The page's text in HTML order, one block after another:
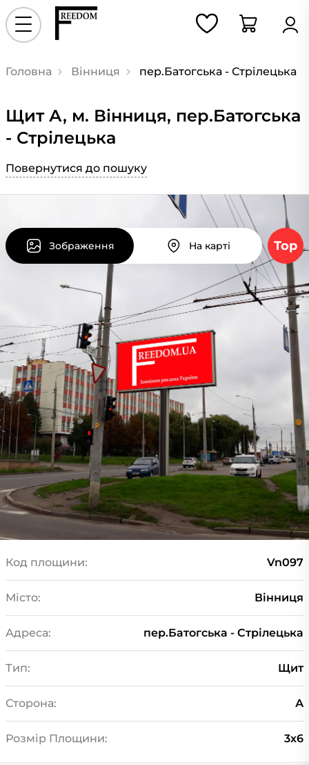
Головна Вінниця пер.Батогська - Стрілецька
Щит А, м. Вінниця, пер.Батогська
- Стрілецька
Повернутися до пошуку
Зображення На карті Top
Код площини: Vn097
Місто: Вінниця
Адреса: пер.Батогська - Стрілецька
Тип: Щит
Сторона: А
Розмір Площини: 3х6